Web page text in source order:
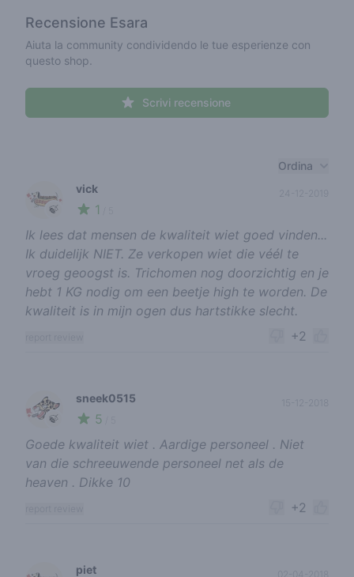
Recensione Esara
Aiuta la community condividendo le tue esperienze con
questo shop.
Scrivi recensione
Ordina
🍃
vick
1
Ik lees dat mensen de kwaliteit wiet goed vinden...
Ik duidelijk NIET. Ze verkopen wiet die véél te
vroeg geoogst is. Trichomen nog doorzichtig en je
hebt 1 KG nodig om een beetje high te worden. De
kwaliteit is in mijn ogen dus hartstikke slecht.
+2
🍃
sneek0515
5
Goede kwaliteit wiet . Aardige personeel . Niet
van die schreeuwende personeel net als de
heaven . Dikke 10
+2
piet